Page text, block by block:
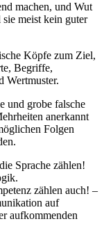
machen, und Wut
meist kein guter
Köpfe zum Ziel,
Begriffe,
Wertmuster.
und grobe falsche
anerkannt
Folgen
Sprache zählen!
zählen auch! –
auf
aufkommenden